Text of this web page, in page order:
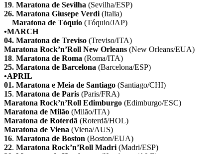
19. Maratona de Sevilha (Sevilha/ESP)
26. Maratona Giusepe Verdi (Italia)
Maratona de Tóquio (Tóquio/JAP)
•MARCH
04. Maratona de Treviso (Treviso/ITA)
Maratona Rock’n’Roll New Orleans (New Orleans/EUA)
18. Maratona de Roma (Roma/ITA)
25. Maratona de Barcelona (Barcelona/ESP)
•APRIL
01. Maratona e Meia de Santiago (Santiago/CHI)
15. Maratona de Paris (Paris/FRA)
Maratona Rock’n’Roll Edimburgo (Edimburgo/ESC)
Maratona de Milão (Milão/ITA)
Maratona de Roterdã (Roterdã/HOL)
Maratona de Viena (Viena/AUS)
16. Maratona de Boston (Boston/EUA)
22. Maratona Rock’n’Roll Madri (Madri/ESP)